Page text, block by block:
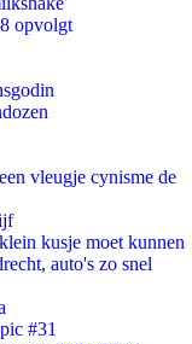
opvolgt
vleugje cynisme de
kusje moet kunnen
auto's zo snel
#31